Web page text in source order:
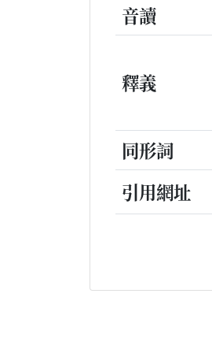
音讀
釋義
同形詞
引用網址